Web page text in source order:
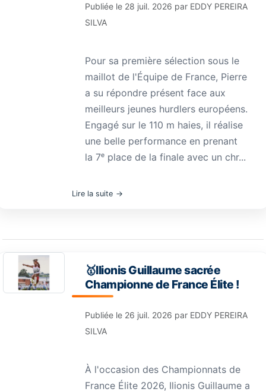
Publiée le 28 juil. 2026 par EDDY PEREIRA
SILVA
Pour sa première sélection sous le
maillot de l'Équipe de France, Pierre
a su répondre présent face aux
meilleurs jeunes hurdlers européens.
Engagé sur le 110 m haies, il réalise
une belle performance en prenant
la 7ᵉ place de la finale avec un chr...
Lire la suite
🥇Ilionis Guillaume sacrée
Championne de France Élite !
Publiée le 26 juil. 2026 par EDDY PEREIRA
SILVA
À l'occasion des Championnats de
France Élite 2026, Ilionis Guillaume a